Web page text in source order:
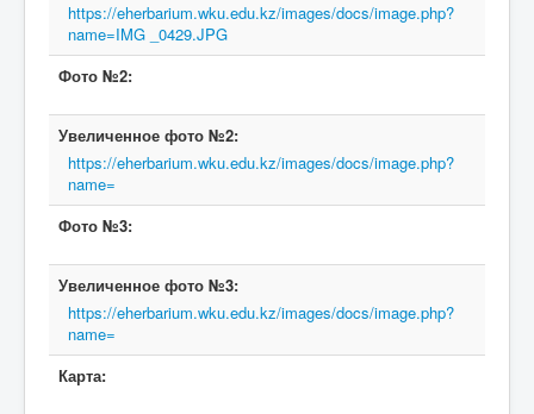
https://eherbarium.wku.edu.kz/images/docs/image.php?
name=IMG _0429.JPG
Фото №2:
Увеличенное фото №2:
https://eherbarium.wku.edu.kz/images/docs/image.php?
name=
Фото №3:
Увеличенное фото №3:
https://eherbarium.wku.edu.kz/images/docs/image.php?
name=
Карта: